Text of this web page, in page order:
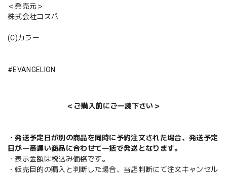
＜発売元＞
株式会社コスパ
(C)カラー
#EVANGELION
＜ご購入前にご一読下さい＞
・発送予定日が別の商品を同時に予約注文された場合、発送予定
日が一番遅い商品に合わせて一括で発送となります。
・表示金額は税込み価格です。
・転売目的の購入と判断した場合、当店判断にて注文キャンセル